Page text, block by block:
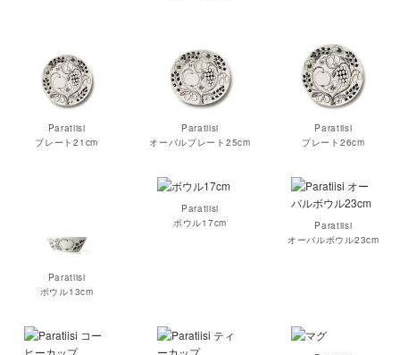
Paratiisi
プレート21cm
Paratiisi
オーバルプレート25cm
Paratiisi
プレート26cm
Paratiisi
ボウル13cm
Paratiisi
ボウル17cm
Paratiisi
オーバルボウル23cm